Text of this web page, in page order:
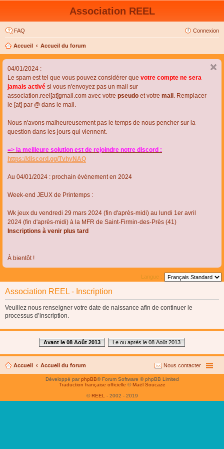
Association REEL
FAQ Connexion
Accueil Accueil du forum
04/01/2024 :
Le spam est tel que vous pouvez considérer que votre compte ne sera
jamais activé si vous n'envoyez pas un mail sur
association.reel[at]gmail.com avec votre pseudo et votre mail . Remplacer
le [at] par @ dans le mail.
Nous n'avons malheureusement pas le temps de nous pencher sur la
question dans les jours qui viennent.
=> la meilleure solution est de rejoindre notre discord :
https://discord.gg/TvhyNAQ
Au 04/01/2024 : prochain évènement en 2024
Week-end JEUX de Printemps :
Wk jeux du vendredi 29 mars 2024 (fin d'après-midi) au lundi 1er avril
2024 (fin d'après-midi) à la MFR de Saint-Firmin-des-Près (41)
Inscriptions à venir plus tard
À bientôt !
Langue :
Association REEL - Inscription
Veuillez nous renseigner votre date de naissance afin de continuer le
processus d’inscription.
Avant le 08 Août 2013 Le ou après le 08 Août 2013
Accueil Accueil du forum Nous contacter
Développé parphpBB® Forum Software © phpBB Limited
Traduction française officielle © Maël Soucaze
© REEL - 2002 - 2019